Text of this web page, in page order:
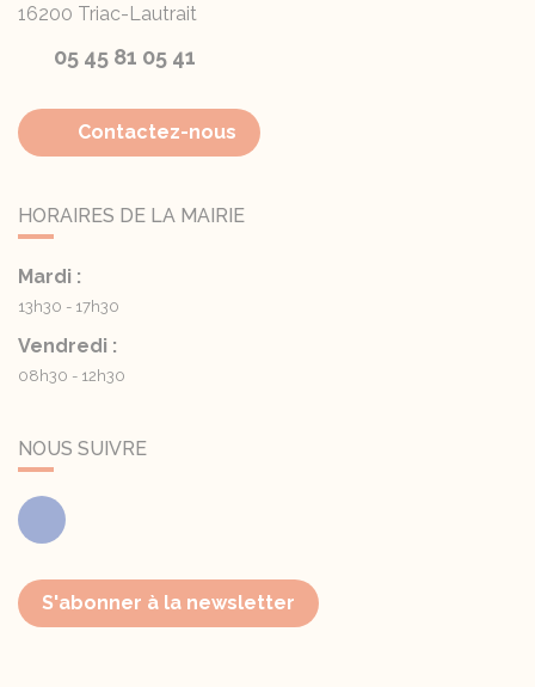
16200 Triac-Lautrait
05 45 81 05 41
Contactez-nous
HORAIRES DE LA MAIRIE
Mardi :
13h30 - 17h30
Vendredi :
08h30 - 12h30
NOUS SUIVRE
Facebook
S'abonner à la newsletter